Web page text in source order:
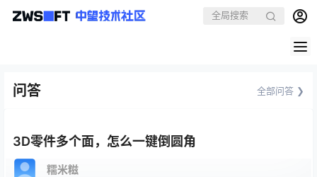
问答 全部问答 ❯
3D零件多个面，怎么一键倒圆角
糯米糍